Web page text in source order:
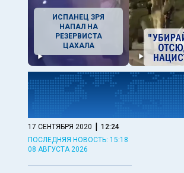
ИСПАНЕЦ ЗРЯ
НАПАЛ НА
РЕЗЕРВИСТА
ЦАХАЛА
17 СЕНТЯБРЯ 2020 | 12:24
ПОСЛЕДНЯЯ НОВОСТЬ: 15:18
08 АВГУСТА 2026